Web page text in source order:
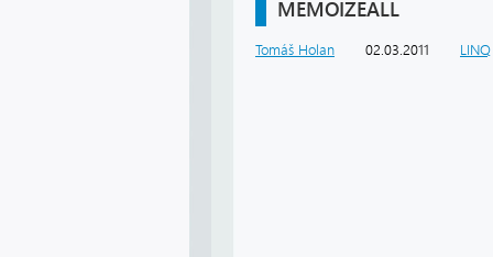
MEMOIZEALL
Tomáš Holan 02.03.2011 LINQ